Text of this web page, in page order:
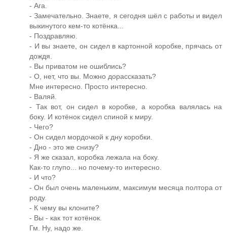
- Ага.
- Замечательно. Знаете, я сегодня шёл с работы и видел
выкинутого кем-то котёнка...
- Поздравляю.
- И вы знаете, он сидел в картонной коробке, прячась от
дождя.
- Вы приватом не ошиблись?
- О, нет, что вы. Можно дорассказать?
Мне интересно. Просто интересно.
- Валяй.
- Так вот, он сидел в коробке, а коробка валялась на
боку. И котёнок сидел спиной к миру.
- Чего?
- Он сидел мордочкой к дну коробки.
- Дно - это же снизу?
- Я же сказал, коробка лежала на боку.
Как-то глупо... но почему-то интересно.
- И что?
- Он был очень маленьким, максимум месяца полтора от
роду.
- К чему вы клоните?
- Вы - как тот котёнок.
Гм. Ну, надо же.